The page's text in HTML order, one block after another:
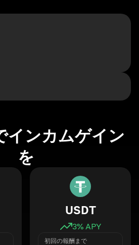
インカムゲイン
を
USDT
3% APY
初回の報酬まで